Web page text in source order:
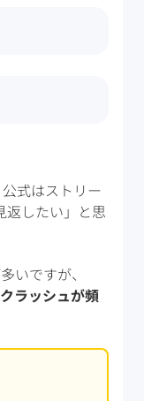
式はストリー
返したい」と思
いですが、
ラッシュが頻